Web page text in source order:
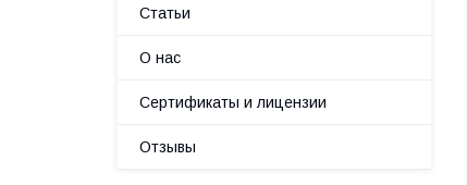
Статьи
О нас
Сертификаты и лицензии
Отзывы